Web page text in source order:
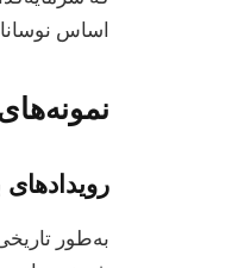
اساس
به‌طور